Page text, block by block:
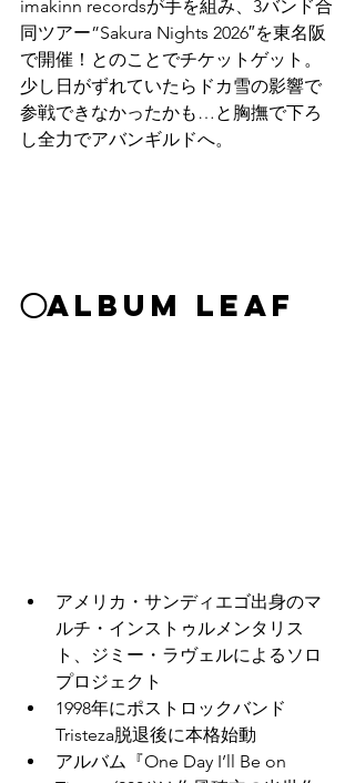
imakinn recordsが手を組み、3バンド合
同ツアー”Sakura Nights 2026″を東名阪
で開催！とのことでチケットゲット。
少し日がずれていたらドカ雪の影響で
参戦できなかったかも…と胸撫で下ろ
し全力でアバンギルドへ。
◯ALBUM LEAF
アメリカ・サンディエゴ出身のマ
ルチ・インストゥルメンタリス
ト、ジミー・ラヴェルによるソロ
プロジェクト
1998年にポストロックバンド
Tristeza脱退後に本格始動
アルバム『One Day I’ll Be on